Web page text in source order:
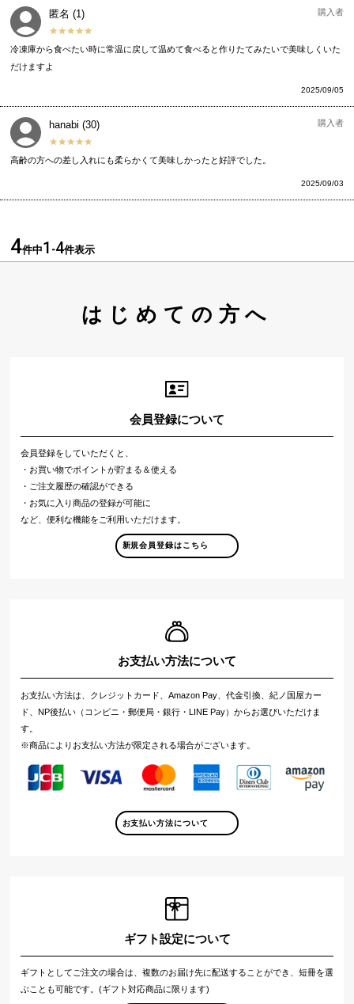
匿名 1 購入者
2025/09/05
冷凍庫から食べたい時に常温に戻して温めて食べると作りたてみたいで美味しくいた
だけますよ
hanabi 30 購入者
2025/09/03
高齢の方への差し入れにも柔らかくて美味しかったと好評でした。
4件中1 -4件表示
はじめての方へ
会員登録について
会員登録をしていただくと、
・お買い物でポイントが貯まる＆使える
・ご注文履歴の確認ができる
・お気に入り商品の登録が可能に
など、便利な機能をご利用いただけます。
新規会員登録はこちら
お支払い方法について
お支払い方法は、クレジットカード、Amazon Pay、代金引換、紀ノ国屋カー
ド、NP後払い（コンビニ・郵便局・銀行・LINE Pay）からお選びいただけま
す。
※商品によりお支払い方法が限定される場合がございます。
お支払い方法について
ギフト設定について
ギフトとしてご注文の場合は、複数のお届け先に配送することができ、短冊を選
ぶことも可能です。(ギフト対応商品に限ります)